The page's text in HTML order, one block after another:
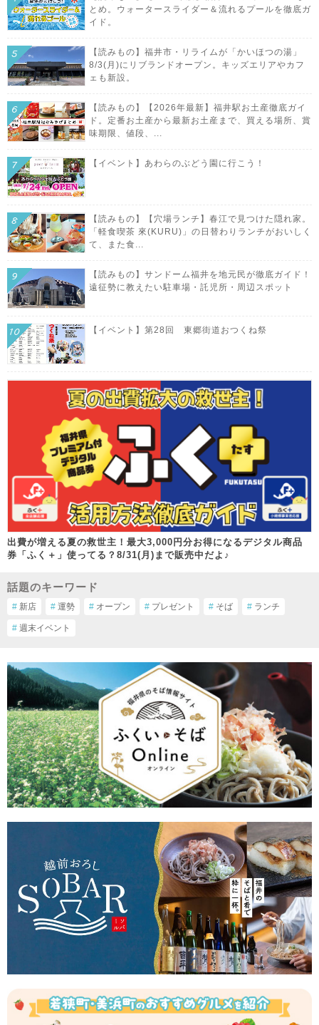
とめ。ウォータースライダー＆流れるプールを徹底ガ
イド。
【読みもの】福井市・リライムが「かいほつの湯」
8/3(月)にリブランドオープン。キッズエリアやカフ
ェも新設。
【読みもの】【2026年最新】福井駅お土産徹底ガイ
ド。定番お土産から最新お土産まで、買える場所、賞
味期限、値段、...
【イベント】あわらのぶどう園に行こう！
【読みもの】【穴場ランチ】春江で見つけた隠れ家。
「軽食喫茶 來(KURU)」の日替わりランチがおいしく
て、また食...
【読みもの】サンドーム福井を地元民が徹底ガイド！
遠征勢に教えたい駐車場・託児所・周辺スポット
【イベント】第28回 東郷街道おつくね祭
出費が増える夏の救世主！最大3,000円分お得になるデジタル商品
券「ふく＋」使ってる？8/31(月)まで販売中だよ♪
話題のキーワード
# 新店 # 運勢 # オープン # プレゼント # そば # ランチ
# 週末イベント